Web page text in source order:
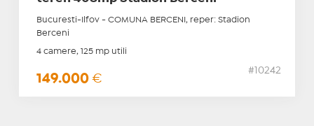
Bucuresti-Ilfov - COMUNA BERCENI, reper: Stadion
Berceni
4 camere, 125 mp utili
149.000 €
#10242